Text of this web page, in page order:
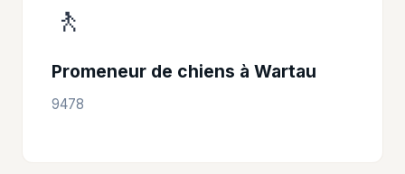
🚶
Promeneur de chiens à Wartau
9478